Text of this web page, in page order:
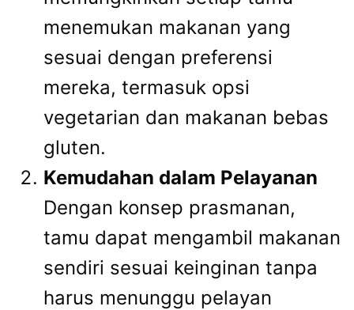
menemukan makanan yang
sesuai dengan preferensi
mereka, termasuk opsi
vegetarian dan makanan bebas
gluten.
Kemudahan dalam Pelayanan
Dengan konsep prasmanan,
tamu dapat mengambil makanan
sendiri sesuai keinginan tanpa
harus menunggu pelayan